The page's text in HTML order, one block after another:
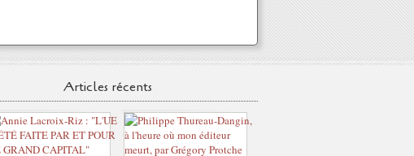
Articles récents